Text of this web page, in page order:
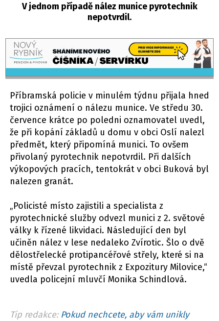
V jednom případě nález munice pyrotechnik
nepotvrdil.
Příbramská policie v minulém týdnu přijala hned
trojici oznámení o nálezu munice. Ve středu 30.
července krátce po poledni oznamovatel uvedl,
že při kopání základů u domu v obci Oslí nalezl
předmět, který připomíná munici. To ovšem
přivolaný pyrotechnik nepotvrdil. Při dalších
výkopových pracích, tentokrát v obci Buková byl
nalezen granát.
„Policisté místo zajistili a specialista z
pyrotechnické služby odvezl munici z 2. světové
války k řízené likvidaci. Následující den byl
učiněn nález v lese nedaleko Zvírotic. Šlo o dvě
dělostřelecké protipancéřové střely, které si na
místě převzal pyrotechnik z Expozitury Milovice,“
uvedla policejní mluvčí Monika Schindlová.
Tip redakce: Pokud nechcete, aby vám unikly